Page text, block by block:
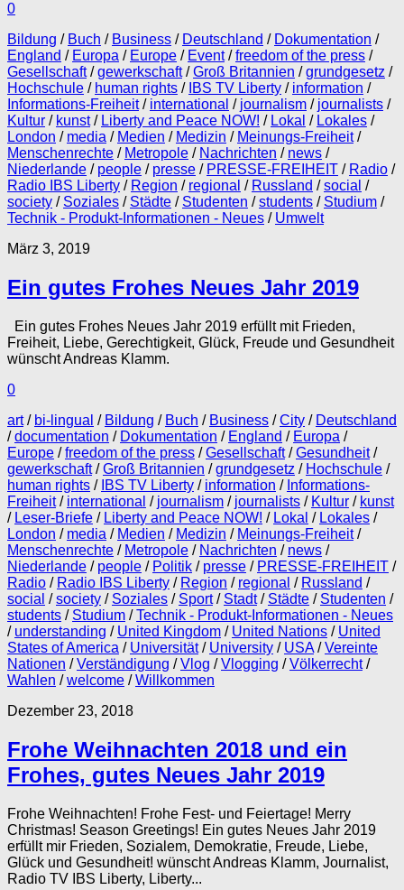
0
Bildung / Buch / Business / Deutschland / Dokumentation /
England / Europa / Europe / Event/freedom of the press /
Gesellschaft/gewerkschaft/Groß Britannien /grundgesetz /
Hochschule / human rights / IBS TV Liberty / information /
Informations-Freiheit/ international / journalism / journalists /
Kultur / kunst/ Liberty and Peace NOW! / Lokal / Lokales /
London / media / Medien / Medizin / Meinungs-Freiheit/
Menschenrechte / Metropole / Nachrichten / news /
Niederlande / people / presse / PRESSE-FREIHEIT / Radio /
Radio IBS Liberty / Region / regional / Russland /social /
society / Soziales / Städte / Studenten /students / Studium /
Technik - Produkt-Informationen - Neues / Umwelt
März 3, 2019
Ein gutes Frohes Neues Jahr 2019
Ein gutes Frohes Neues Jahr 2019 erfüllt mit Frieden,
Freiheit, Liebe, Gerechtigkeit, Glück, Freude und Gesundheit
wünscht Andreas Klamm.
0
art/ bi-lingual / Bildung / Buch / Business /City / Deutschland
/documentation / Dokumentation / England / Europa /
Europe /freedom of the press /Gesellschaft/Gesundheit/
gewerkschaft/Groß Britannien /grundgesetz / Hochschule /
human rights / IBS TV Liberty / information / Informations-
Freiheit/ international / journalism / journalists / Kultur / kunst
/ Leser-Briefe / Liberty and Peace NOW! / Lokal / Lokales /
London / media / Medien / Medizin / Meinungs-Freiheit/
Menschenrechte / Metropole / Nachrichten / news /
Niederlande / people / Politik / presse / PRESSE-FREIHEIT /
Radio / Radio IBS Liberty / Region / regional / Russland /
social /society / Soziales / Sport/ Stadt/ Städte / Studenten /
students / Studium /Technik - Produkt-Informationen - Neues
/ understanding / United Kingdom / United Nations / United
States of America / Universität/ University / USA /Vereinte
Nationen /Verständigung /Vlog /Vlogging /Völkerrecht/
Wahlen /welcome /Willkommen
Dezember 23, 2018
Frohe Weihnachten 2018 und ein
Frohes, gutes Neues Jahr 2019
Frohe Weihnachten! Frohe Fest- und Feiertage! Merry
Christmas! Season Greetings! Ein gutes Neues Jahr 2019
erfüllt mir Frieden, Sozialem, Demokratie, Freude, Liebe,
Glück und Gesundheit! wünscht Andreas Klamm, Journalist,
Radio TV IBS Liberty, Liberty...